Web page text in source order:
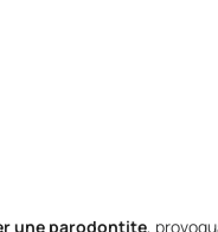
une parodontite,